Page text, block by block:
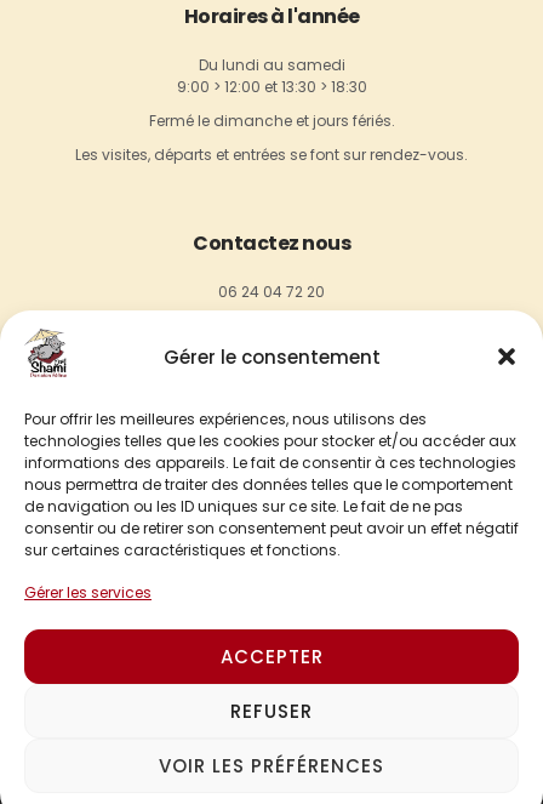
Gérer le consentement
Pour offrir les meilleures expériences, nous utilisons des
technologies telles que les cookies pour stocker et/ou accéder aux
informations des appareils. Le fait de consentir à ces technologies
nous permettra de traiter des données telles que le comportement
de navigation ou les ID uniques sur ce site. Le fait de ne pas
consentir ou de retirer son consentement peut avoir un effet négatif
sur certaines caractéristiques et fonctions.
Gérer les services
ACCEPTER
REFUSER
VOIR LES PRÉFÉRENCES
Horaires à l'année
Du lundi au samedi
9:00 > 12:00 et 13:30 > 18:30
Fermé le dimanche et jours fériés.
Les visites, départs et entrées se font sur rendez-vous.
Contactez nous
06 24 04 72 20
18, rue de Maigremont,
Instagram
SUIVEZ NOUS SUR INSTAGRAM